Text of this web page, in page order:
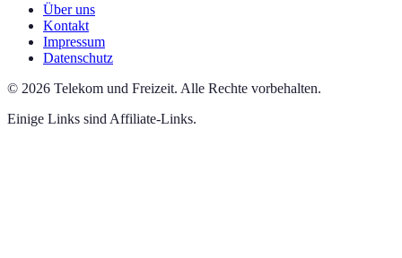
Über uns
Kontakt
Impressum
Datenschutz
© 2026 Telekom und Freizeit. Alle Rechte vorbehalten.
Einige Links sind Affiliate-Links.